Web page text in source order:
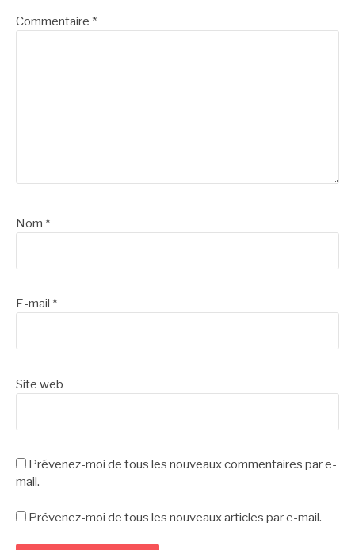
Commentaire *
Nom *
E-mail *
Site web
Prévenez-moi de tous les nouveaux commentaires par e-
mail.
Prévenez-moi de tous les nouveaux articles par e-mail.